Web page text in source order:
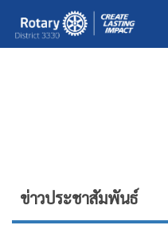
ข่าวประชาสัมพันธ์